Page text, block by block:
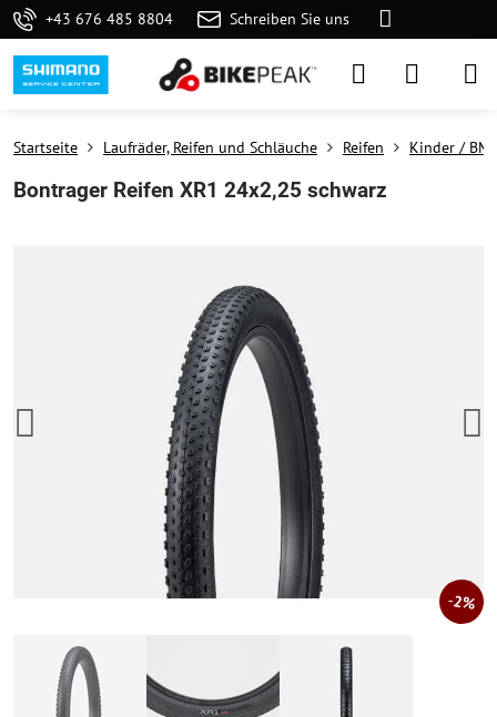
+43 676 485 8804 Schreiben Sie uns
2%
Startseite Laufräder, Reifen und Schläuche Reifen Kinder /
Bontrager Reifen XR1 24x2,25 schwarz